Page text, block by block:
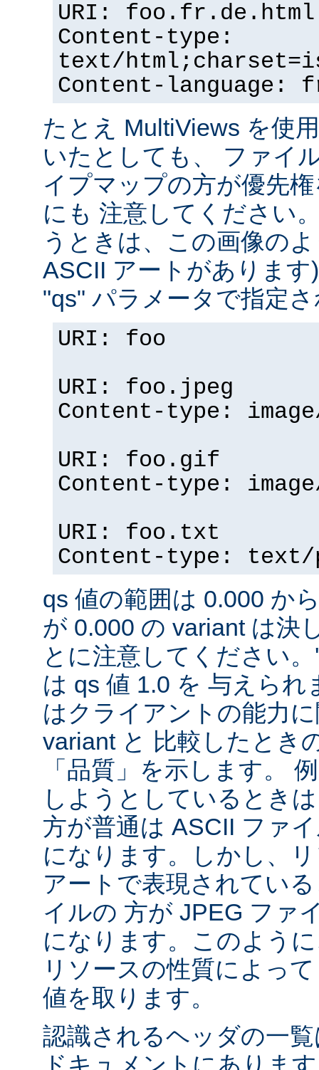
URI: foo.fr.de.html
Content-type:
text/
Content-language:
たとえ MultiViews を使
いたとしても、 ファイ
イプマップの方が優先
にも 注意してください
うときは、この画像の
ASCII アートがありま
"qs" パラメータで指定
URI: foo
URI: foo.jpeg
Content-type:
URI: foo.gif
Content-type:
URI: foo.txt
Content-type:
qs 値の範囲は 0.000 か
が 0.000 の variant は決
とに注意してください
は qs 値 1.0 を 与えら
はクライアントの能力
variant と 比較したとき
「品質」を示します。
しようとしているとき
方が普通は ASCII ファ
になります。しかし、
アートで表現されてい
イルの 方が JPEG ファ
になります。このよう
リソースの性質によっ
値を取ります。
認識されるヘッダの一
ドキュメントにありま